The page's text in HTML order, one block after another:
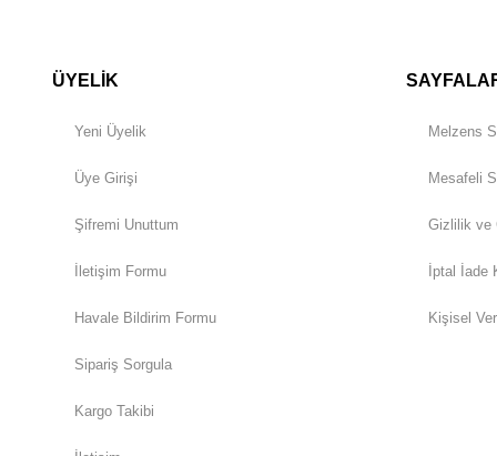
ÜYELİK
Yeni Üyelik
Üye Girişi
Şifremi Unuttum
İletişim Formu
Havale Bildirim Formu
Sipariş Sorgula
Kargo Takibi
Melzens
Mesafeli
Gizlilik ve
İptal İade
Kişisel